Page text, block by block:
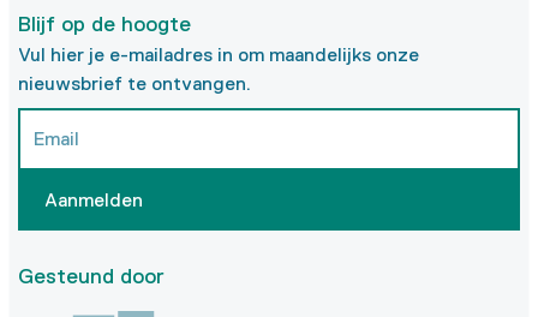
Blijf op de hoogte
Vul hier je e-mailadres in om maandelijks onze
nieuwsbrief te ontvangen.
Aanmelden
Gesteund door